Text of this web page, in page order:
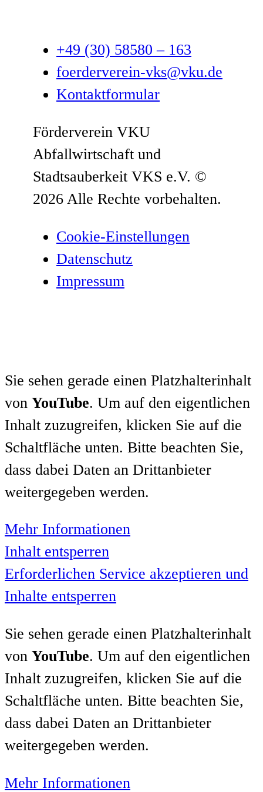
+49 (30) 58580 – 163
foerderverein-vks@vku.de
Kontaktformular
Förderverein VKU
Abfallwirtschaft und
Stadtsauberkeit VKS e.V. ©
2026 Alle Rechte vorbehalten.
Cookie-Einstellungen
Datenschutz­
Impressum
Sie sehen gerade einen Platzhalterinhalt
von YouTube. Um auf den eigentlichen
Inhalt zuzugreifen, klicken Sie auf die
Schaltfläche unten. Bitte beachten Sie,
dass dabei Daten an Drittanbieter
weitergegeben werden.
Mehr Informationen
Inhalt entsperren
Erforderlichen Service akzeptieren und
Inhalte entsperren
Sie sehen gerade einen Platzhalterinhalt
von YouTube. Um auf den eigentlichen
Inhalt zuzugreifen, klicken Sie auf die
Schaltfläche unten. Bitte beachten Sie,
dass dabei Daten an Drittanbieter
weitergegeben werden.
Mehr Informationen